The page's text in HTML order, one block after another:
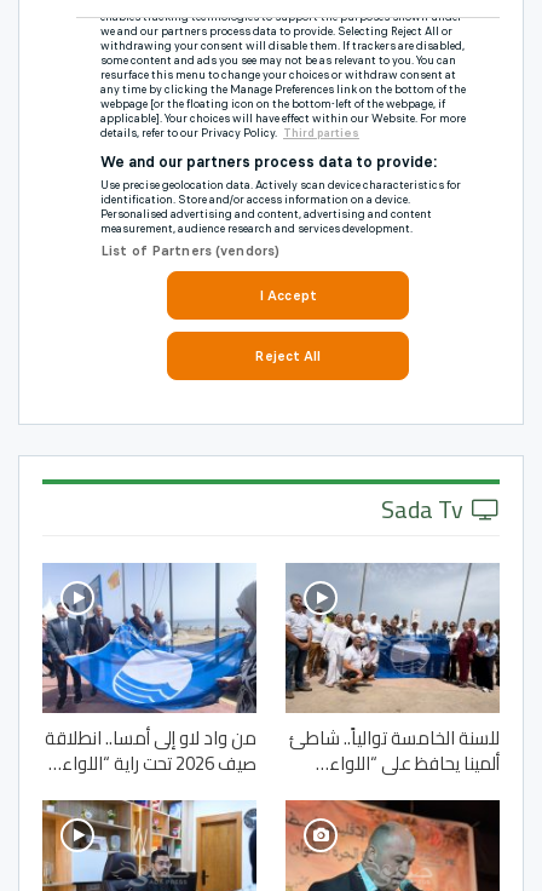
للسنة الخامسة توالياً.. شاطئ
ألمينا يحافظ على “اللواء…
من واد لاو إلى أمسا.. انطلاقة
صيف 2026 تحت راية “اللواء…